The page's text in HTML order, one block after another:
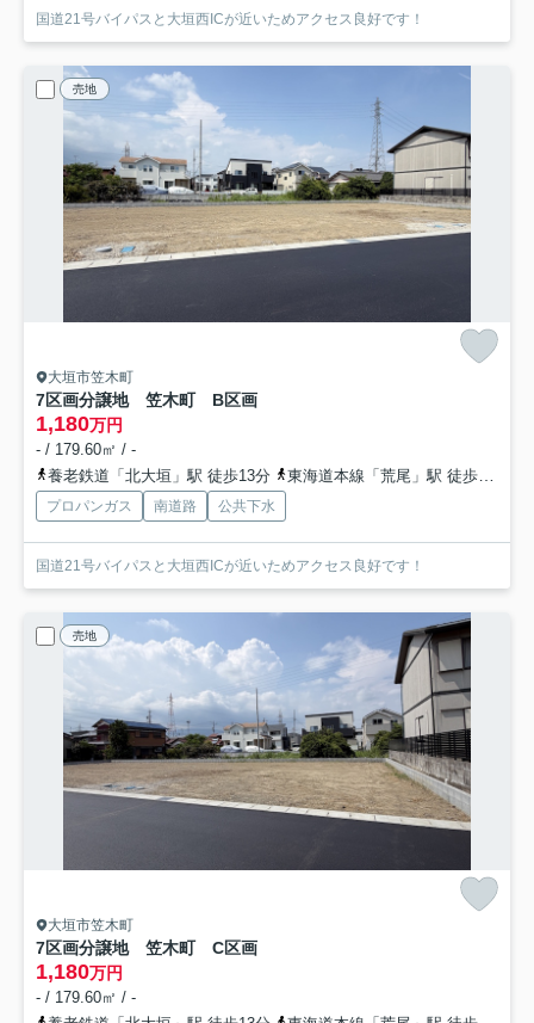
国道21号バイパスと大垣西ICが近いためアクセス良好です！
売地
大垣市笠木町
7区画分譲地 笠木町 B区画
1,180万円
- / 179.60㎡ / -
養老鉄道「北大垣」駅 徒歩13分
東海道本線「荒尾」駅 徒歩21分
プロパンガス 南道路 公共下水
国道21号バイパスと大垣西ICが近いためアクセス良好です！
売地
大垣市笠木町
7区画分譲地 笠木町 C区画
1,180万円
- / 179.60㎡ / -